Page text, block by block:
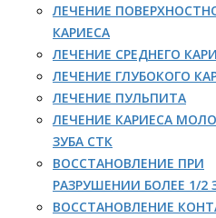
ЛЕЧЕНИЕ
КАРИЕСА
ЛЕЧЕНИЕ СРЕДНЕГО
ЛЕЧЕНИЕ ГЛУБОКОГО
ЛЕЧЕНИЕ ПУЛЬПИТА
ЛЕЧЕНИЕ КАРИЕСА
ЗУБА СТК
ВОССТАНОВЛЕНИЕ ПРИ
РАЗРУШЕНИИ БОЛЕЕ 1/2
ВОССТАНОВЛЕНИЕ